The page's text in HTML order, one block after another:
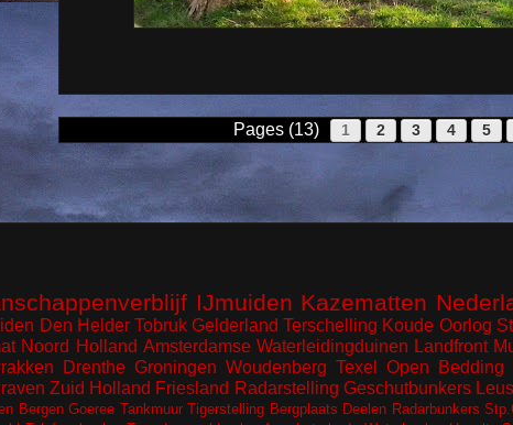
Pages (13) 1 2 3 4 5
IJmuiden Kazematten
Den Helder Tobruk Gelderland Terschelling Koude Oorlog
Noord Holland Amsterdamse Waterleidingduinen Landfront
Drenthe Groningen Woudenberg Texel Open Bedding
Zuid Holland Friesland Radarstelling Geschutbunkers
Bergen Goeree Tankmuur Tigerstelling Bergplaats Deelen Radarbunkers